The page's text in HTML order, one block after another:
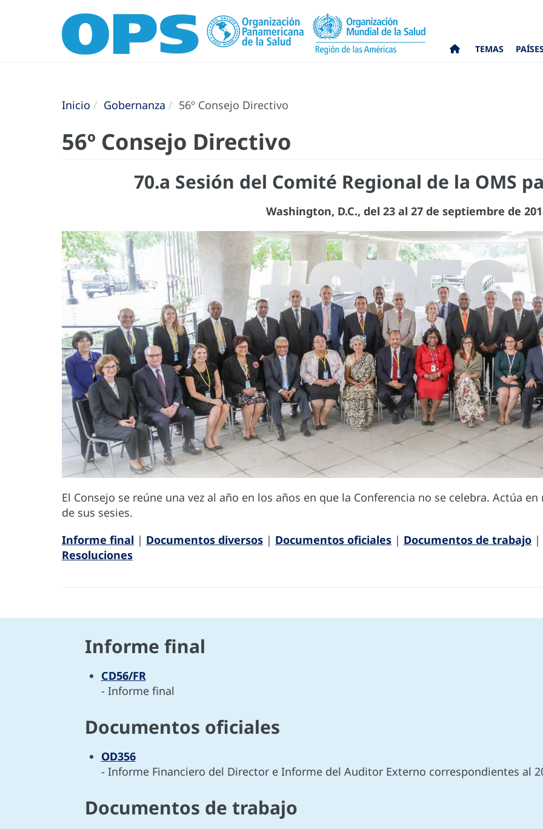
TEMAS
Inicio Gobernanza 56º Consejo Directivo
56º Consejo Directivo
70.a Sesión del Comité Regional de la OMS
Washington, D.C., del 23 al 27 de septiembre de
El Consejo se reúne una vez al año en los años en que la Conferencia no se celebra. Actúa
de sus sesies.
Informe final | Documentos diversos | Documentos oficiales | Documentos de trabajo |
Resoluciones
Informe final
CD56/FR
- Informe final
Documentos oficiales
OD356
- Informe Financiero del Director e Informe del Auditor Externo correspondientes al
Documentos de trabajo